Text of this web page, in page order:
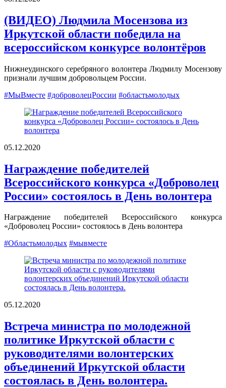
(ВИДЕО) Людмила Мосензова из
Иркутской области победила на
всероссийском конкурсе волонтёров
Нижнеудинского серебряного волонтера Людмилу Мосензову
признали лучшим добровольцем России.
#МыВместе #доброволецРоссии #областьмолодых
05.12.2020
Награждение победителей
Всероссийского конкурса «Доброволец
России» состоялось в День волонтера
Награждение победителей Всероссийского конкурса
«Доброволец России» состоялось в День волонтера
#Областьмолодых #мывместе
05.12.2020
Встреча министра по молодежной
политике Иркутской области с
руководителями волонтерских
объединений Иркутской области
состоялась в День волонтера.